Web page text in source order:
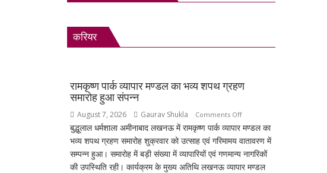
80
करियर
रामकृष्ण पार्क व्यापार मण्डल का भव्य शपथ ग्रहण
समारोह हुआ संपन्न
August 7, 2026 Gaurav Shukla Comments Offon
रामकृष्ण
पार्क
व्यापार
मण्डल
बुद्धूलाल धर्मशाला अमीनाबाद लखनऊ में रामकृष्ण पार्क व्यापार मण्डल का
भव्य शपथ ग्रहण समारोह शुक्रवार को उत्साह एवं गरिमामय वातावरण में
सम्पन्न हुआ। समारोह में बड़ी संख्या में व्यापारियों एवं गणमान्य नागरिकों
की उपस्थिति रही। कार्यक्रम के मुख्य अतिथि लखनऊ व्यापार मण्डल